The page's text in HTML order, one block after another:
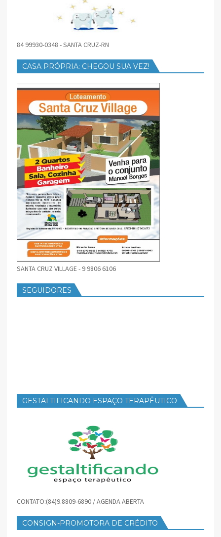
84 99930-0348 - SANTA CRUZ-RN
CASA PRÓPRIA: CHEGOU SUA VEZ!
SANTA CRUZ VILLAGE - 9 9806 6106
SEGUIDORES
GESTALTIFICANDO ESPAÇO TERAPÊUTICO
CONTATO:(84)9.8809-6890 / AGENDA ABERTA
CONSIGN-PROMOTORA DE CRÉDITO